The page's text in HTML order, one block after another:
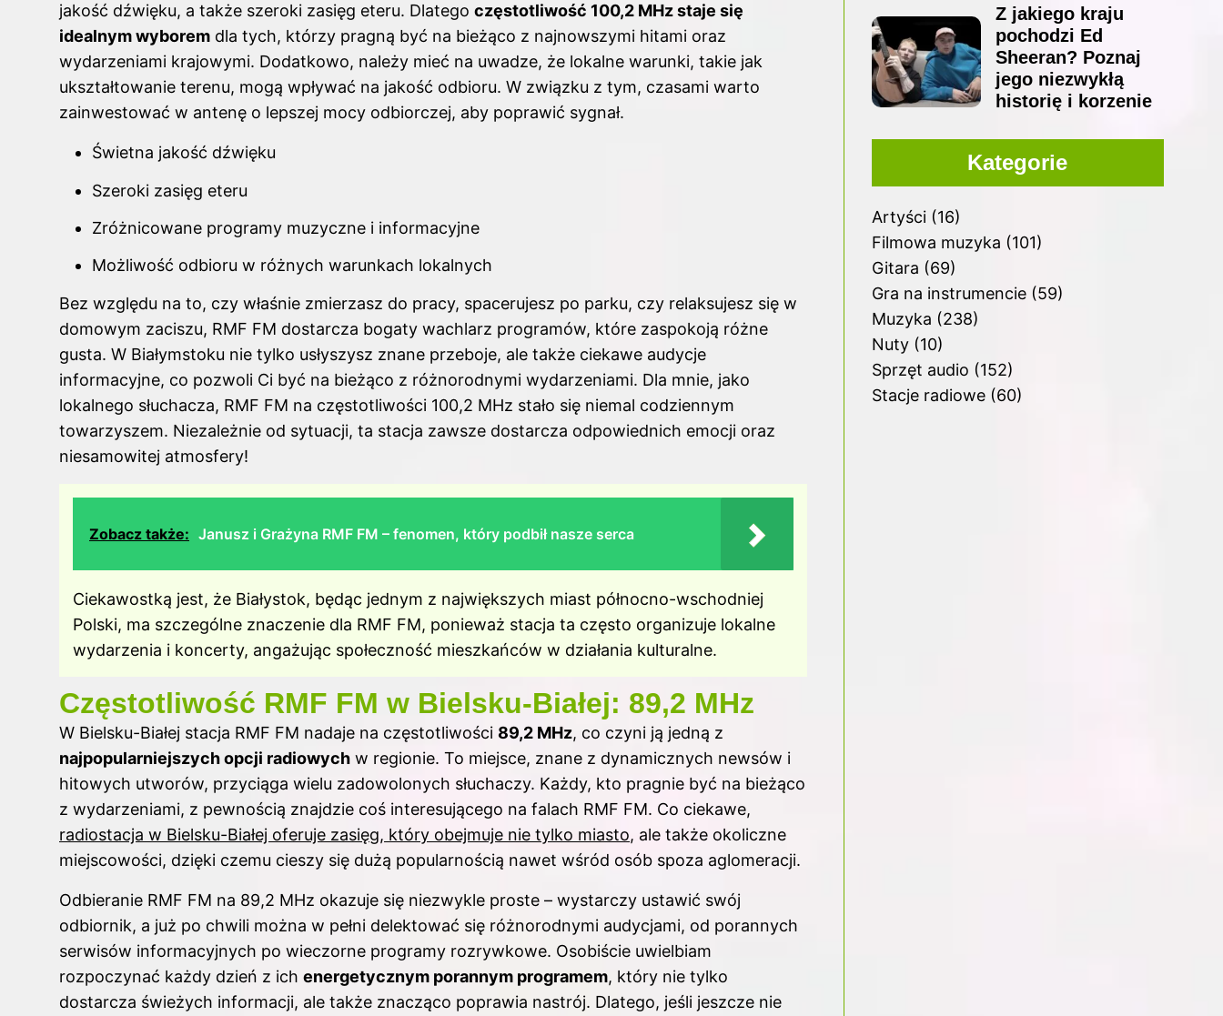
jakość dźwięku, a także szeroki zasięg eteru. Dlatego częstotliwość 100,2 MHz staje się
idealnym wyborem dla tych, którzy pragną być na bieżąco z najnowszymi hitami oraz
wydarzeniami krajowymi. Dodatkowo, należy mieć na uwadze, że lokalne warunki, takie jak
ukształtowanie terenu, mogą wpływać na jakość odbioru. W związku z tym, czasami warto
zainwestować w antenę o lepszej mocy odbiorczej, aby poprawić sygnał.
Świetna jakość dźwięku
Szeroki zasięg eteru
Zróżnicowane programy muzyczne i informacyjne
Możliwość odbioru w różnych warunkach lokalnych
Bez względu na to, czy właśnie zmierzasz do pracy, spacerujesz po parku, czy relaksujesz się w
domowym zaciszu, RMF FM dostarcza bogaty wachlarz programów, które zaspokoją różne
gusta. W Białymstoku nie tylko usłyszysz znane przeboje, ale także ciekawe audycje
informacyjne, co pozwoli Ci być na bieżąco z różnorodnymi wydarzeniami. Dla mnie, jako
lokalnego słuchacza, RMF FM na częstotliwości 100,2 MHz stało się niemal codziennym
towarzyszem. Niezależnie od sytuacji, ta stacja zawsze dostarcza odpowiednich emocji oraz
niesamowitej atmosfery!
Zobacz także: Janusz i Grażyna RMF FM – fenomen, który podbił nasze serca
Ciekawostką jest, że Białystok, będąc jednym z największych miast północno-wschodniej
Polski, ma szczególne znaczenie dla RMF FM, ponieważ stacja ta często organizuje lokalne
wydarzenia i koncerty, angażując społeczność mieszkańców w działania kulturalne.
Częstotliwość RMF FM w Bielsku-Białej: 89,2 MHz
W Bielsku-Białej stacja RMF FM nadaje na częstotliwości 89,2 MHz, co czyni ją jedną z
najpopularniejszych opcji radiowych w regionie. To miejsce, znane z dynamicznych newsów i
hitowych utworów, przyciąga wielu zadowolonych słuchaczy. Każdy, kto pragnie być na bieżąco
z wydarzeniami, z pewnością znajdzie coś interesującego na falach RMF FM. Co ciekawe,
radiostacja w Bielsku-Białej oferuje zasięg, który obejmuje nie tylko miasto, ale także okoliczne
miejscowości, dzięki czemu cieszy się dużą popularnością nawet wśród osób spoza aglomeracji.
Odbieranie RMF FM na 89,2 MHz okazuje się niezwykle proste – wystarczy ustawić swój
odbiornik, a już po chwili można w pełni delektować się różnorodnymi audycjami, od porannych
serwisów informacyjnych po wieczorne programy rozrywkowe. Osobiście uwielbiam
rozpoczynać każdy dzień z ich energetycznym porannym programem, który nie tylko
dostarcza świeżych informacji, ale także znacząco poprawia nastrój. Dlatego, jeśli jeszcze nie
Z jakiego kraju
pochodzi Ed
Sheeran? Poznaj
jego niezwykłą
historię i korzenie
Kategorie
Artyści(16)
Filmowa muzyka (101)
Gitara (69)
Gra na instrumencie(59)
Muzyka (238)
Nuty(10)
Sprzęt audio (152)
Stacje radiowe(60)